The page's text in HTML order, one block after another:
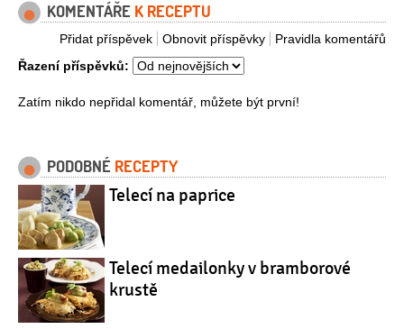
KOMENTÁŘE K RECEPTU
Pravidla komentářů
Obnovit příspěvky
Přidat příspěvek
Řazení příspěvků:
Zatím nikdo nepřidal komentář, můžete být první!
PODOBNÉ RECEPTY
Telecí na paprice
Telecí medailonky v bramborové
krustě